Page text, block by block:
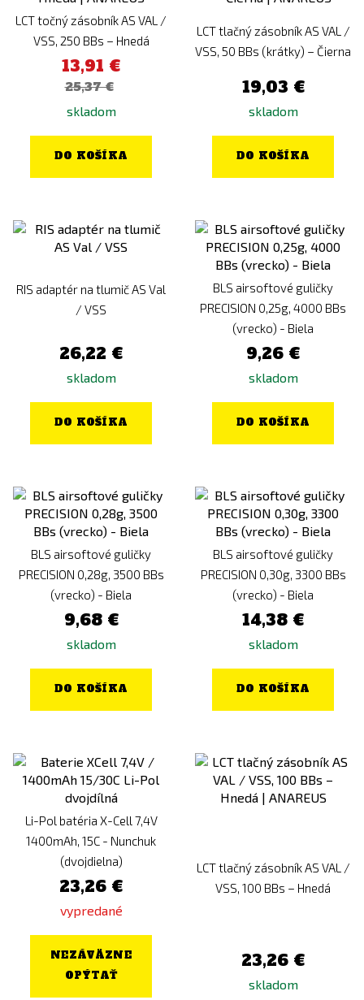
LCT točný zásobník AS VAL /
VSS, 250 BBs – Hnedá
13,91 €
25,37 €
skladom
DO KOŠÍKA
LCT tlačný zásobník AS VAL /
VSS, 50 BBs (krátky) – Čierna
19,03 €
skladom
DO KOŠÍKA
RIS adaptér na tlumič AS Val
/ VSS
26,22 €
skladom
DO KOŠÍKA
BLS airsoftové guličky
PRECISION 0,25g, 4000 BBs
(vrecko) - Biela
9,26 €
skladom
DO KOŠÍKA
BLS airsoftové guličky
PRECISION 0,28g, 3500 BBs
(vrecko) - Biela
9,68 €
skladom
DO KOŠÍKA
BLS airsoftové guličky
PRECISION 0,30g, 3300 BBs
(vrecko) - Biela
14,38 €
skladom
DO KOŠÍKA
Li-Pol batéria X-Cell 7,4V
1400mAh, 15C - Nunchuk
(dvojdielna)
23,26 €
vypredané
NEZÁVÄZNE
OPÝTAŤ
LCT tlačný zásobník AS VAL /
VSS, 100 BBs – Hnedá
23,26 €
skladom